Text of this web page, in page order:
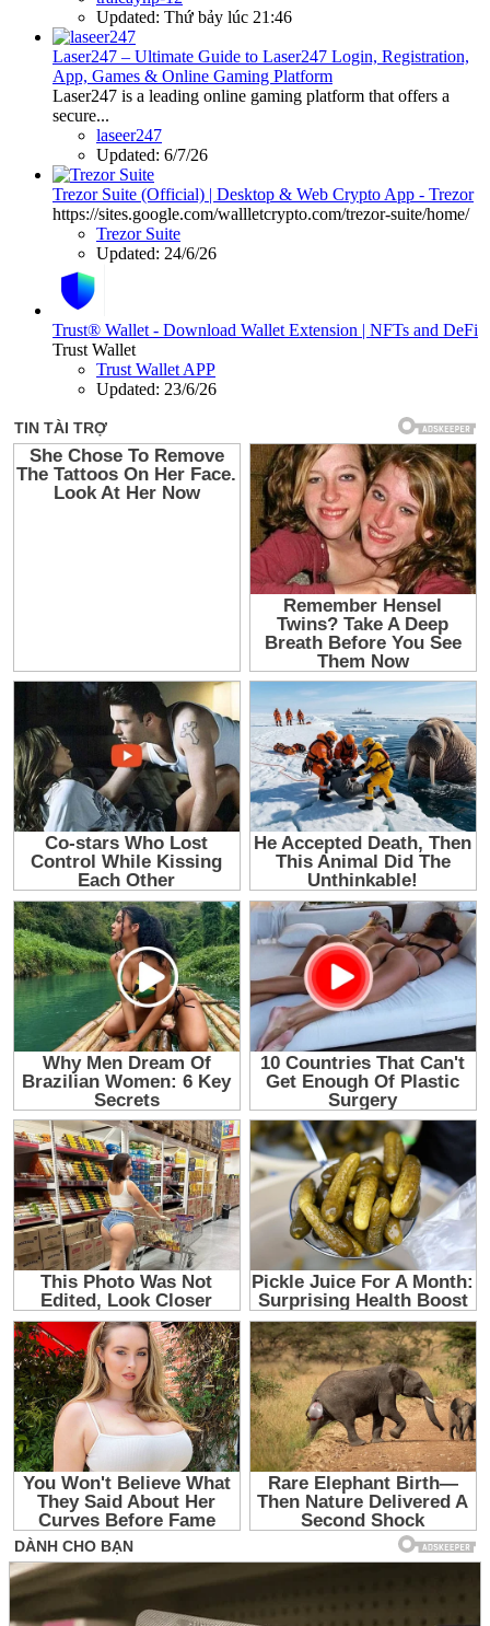
Updated: Thứ bảy lúc 21:46
Laser247 – Ultimate Guide to Laser247 Login, Registration,
App, Games & Online Gaming Platform
Laser247 is a leading online gaming platform that offers a
secure...
laseer247
Updated: 6/7/26
Trezor Suite (Official) | Desktop & Web Crypto App - Trezor
https://sites.google.com/wallletcrypto.com/trezor-suite/home/
Trezor Suite
Updated: 24/6/26
Trust® Wallet - Download Wallet Extension | NFTs and DeFi
Trust Wallet
Trust Wallet APP
Updated: 23/6/26